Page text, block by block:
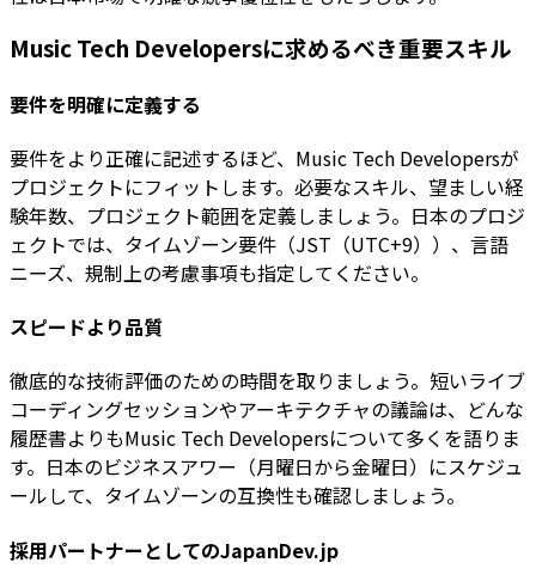
Music Tech Developersに求めるべき重要スキル
要件を明確に定義する
要件をより正確に記述するほど、Music Tech Developersが
プロジェクトにフィットします。必要なスキル、望ましい経
験年数、プロジェクト範囲を定義しましょう。日本のプロジ
ェクトでは、タイムゾーン要件（JST（UTC+9））、言語
ニーズ、規制上の考慮事項も指定してください。
スピードより品質
徹底的な技術評価のための時間を取りましょう。短いライブ
コーディングセッションやアーキテクチャの議論は、どんな
履歴書よりもMusic Tech Developersについて多くを語りま
す。日本のビジネスアワー（月曜日から金曜日）にスケジュ
ールして、タイムゾーンの互換性も確認しましょう。
採用パートナーとしてのJapanDev.jp